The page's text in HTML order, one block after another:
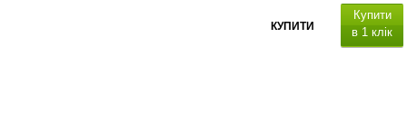
КУПИТИ
Купити
в 1 клік